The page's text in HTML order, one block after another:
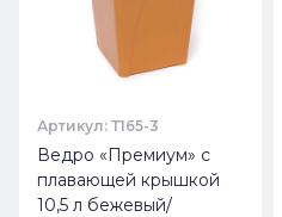
Артикул: Т165-3
Ведро «Премиум» с
плавающей крышкой
10,5 л бежевый/